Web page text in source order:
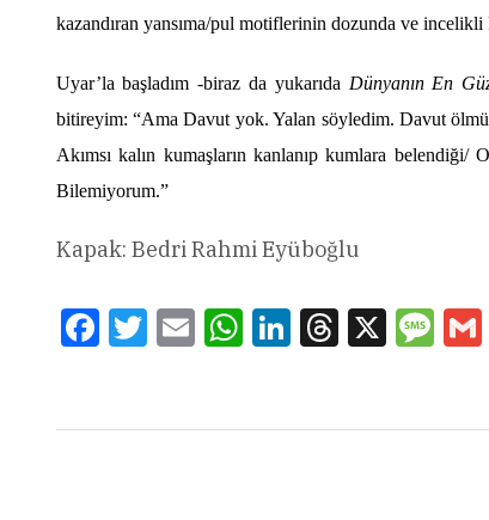
kazandıran yansıma/pul motiflerinin dozunda ve incelikli
Uyar’la başladım -biraz da yukarıda Dünyanın En G
bitireyim:“Ama Davut yok. Yalan söyledim. Davutö
Akımsı kalın kumaşların kanlanıp kumlara belendiği/
Bilemiyorum.”
Kapak: Bedri Rahmi Eyüboğlu
FacebookTwitterEmail WhatsAppLinkedInThreads
X